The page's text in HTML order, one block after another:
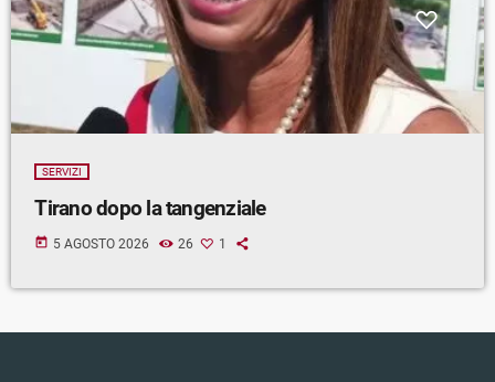
SERVIZI
Tirano dopo la tangenziale
today 5 AGOSTO 2026 26 1